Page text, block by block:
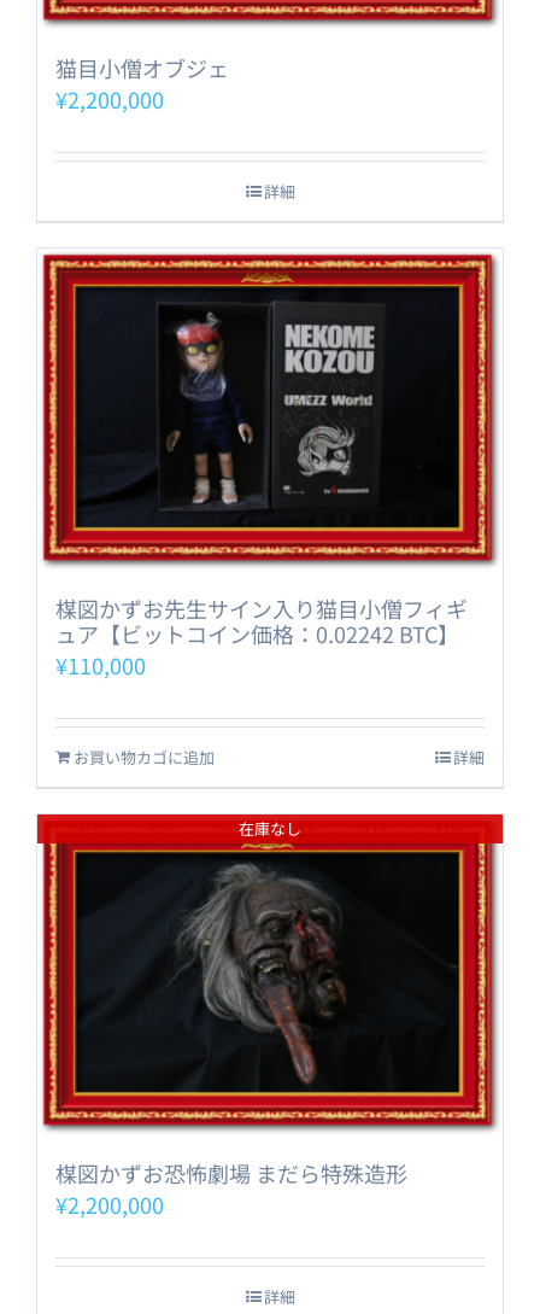
猫目小僧オブジェ
¥2,200,000
詳細
楳図かずお先生サイン入り猫目小僧フィギ
ュア【ビットコイン価格：0.02242 BTC】
¥110,000
お買い物カゴに追加 詳細
在庫なし
楳図かずお恐怖劇場 まだら特殊造形
¥2,200,000
詳細